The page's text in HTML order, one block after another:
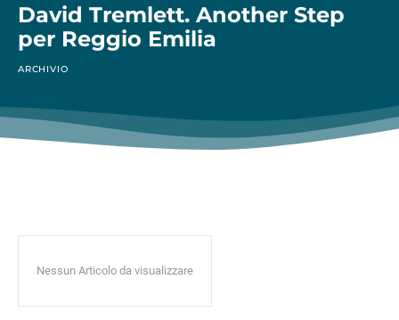
David Tremlett. Another Step
per Reggio Emilia
ARCHIVIO
Nessun Articolo da visualizzare